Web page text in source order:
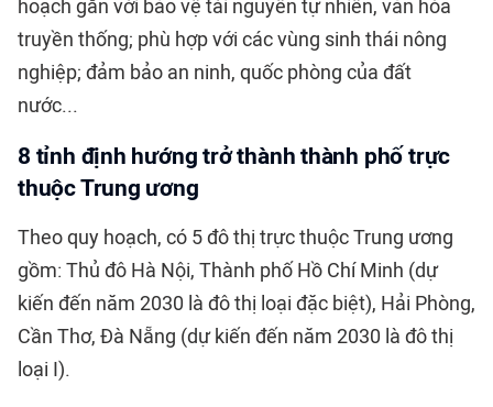
hoạch gắn với bảo vệ tài nguyên tự nhiên, văn hóa
truyền thống; phù hợp với các vùng sinh thái nông
nghiệp; đảm bảo an ninh, quốc phòng của đất
nước...
8 tỉnh định hướng trở thành thành phố trực
thuộc Trung ương
Theo quy hoạch, có 5 đô thị trực thuộc Trung ương
gồm: Thủ đô Hà Nội, Thành phố Hồ Chí Minh (dự
kiến đến năm 2030 là đô thị loại đặc biệt), Hải Phòng,
Cần Thơ, Đà Nẵng (dự kiến đến năm 2030 là đô thị
loại I).